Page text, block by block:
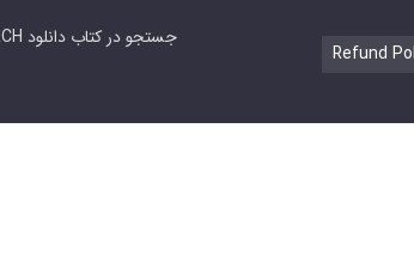
SEARCH جستجو در کتاب دانلود